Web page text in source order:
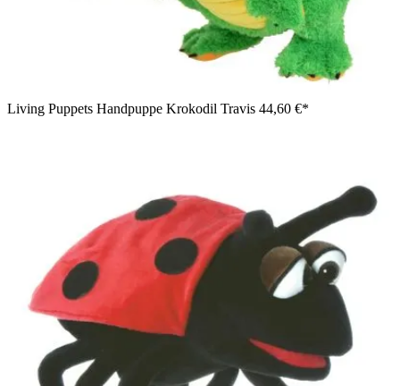
Living Puppets Handpuppe Krokodil Travis 44,60 €*